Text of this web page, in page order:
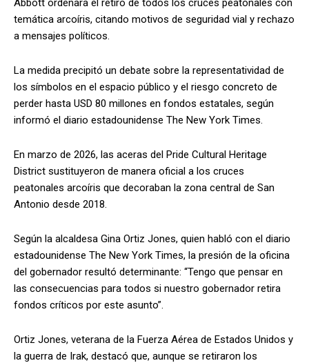
Abbott ordenara el retiro de todos los cruces peatonales con
temática arcoíris, citando motivos de seguridad vial y rechazo
a mensajes políticos.
La medida precipitó un debate sobre la representatividad de
los símbolos en el espacio público y el riesgo concreto de
perder hasta USD 80 millones en fondos estatales, según
informó el diario estadounidense The New York Times.
En marzo de 2026, las aceras del Pride Cultural Heritage
District sustituyeron de manera oficial a los cruces
peatonales arcoíris que decoraban la zona central de San
Antonio desde 2018.
Según la alcaldesa Gina Ortiz Jones, quien habló con el diario
estadounidense The New York Times, la presión de la oficina
del gobernador resultó determinante: “Tengo que pensar en
las consecuencias para todos si nuestro gobernador retira
fondos críticos por este asunto”.
Ortiz Jones, veterana de la Fuerza Aérea de Estados Unidos y
la guerra de Irak, destacó que, aunque se retiraron los